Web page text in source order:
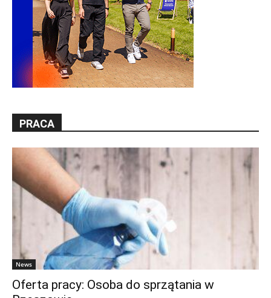
PRACA
News
Oferta pracy: Osoba do sprzątania w